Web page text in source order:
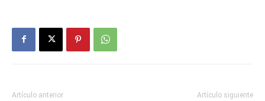
Artículo anterior Artículo siguiente